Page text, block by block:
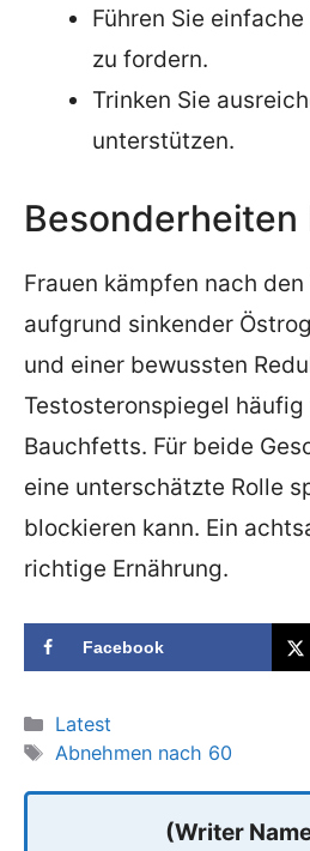
Führen Sie
zu fordern.
Trinken Sie
unterstützen.
Besonderheiten
Frauen kämpfen nach
aufgrund sinkender
und einer bewussten
Testosteronspiegel
Bauchfetts. Für beide
eine unterschätzte Rolle
blockieren kann. Ein
richtige Ernährung.
Facebook
Categories
Latest
Tags
Abnehmen nach 60
(Writer